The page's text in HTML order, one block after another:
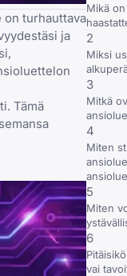
on turhauttava
ja
Tämä
Mikä
2
Miksi
3
Mitkä
4
Miten
5
Miten
6
vai